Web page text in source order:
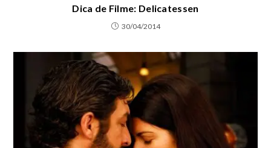
Dica de Filme: Delicatessen
30/04/2014